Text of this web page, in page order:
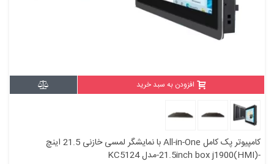
افزودن به سبد خرید
کامپیوتر پک کامل All-in-One با نمایشگر لمسی خازنی 21.5 اینچ
-21.5inch box j1900(HMI)-مدل KC5124